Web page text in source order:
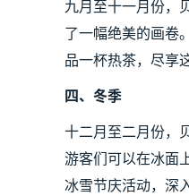
九月至十一月份，
了一幅绝美的画卷
品一杯热茶，尽享
四、冬季
十二月至二月份，
游客们可以在冰面
冰雪节庆活动，深